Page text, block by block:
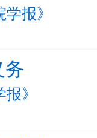
报》
务
》